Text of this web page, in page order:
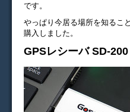
です。
やっぱり今居る場所を知るこ
購入しました。
GPSレシーバ SD-200